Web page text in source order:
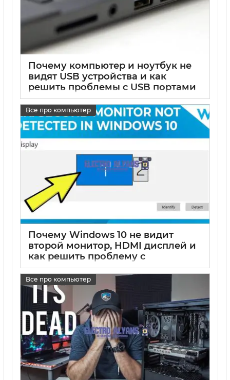
Почему компьютер и ноутбук не
видят USB устройства и как
решить проблемы с USB портами
и подключениями на Windows
17 05 2025 0
Все про компьютер
Почему Windows 10 не видит
второй монитор, HDMI дисплей и
как решить проблему с
подключением второго экрана
17 05 2025 0
Все про компьютер